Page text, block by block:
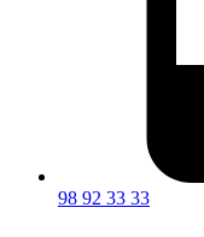
98 92 33 33